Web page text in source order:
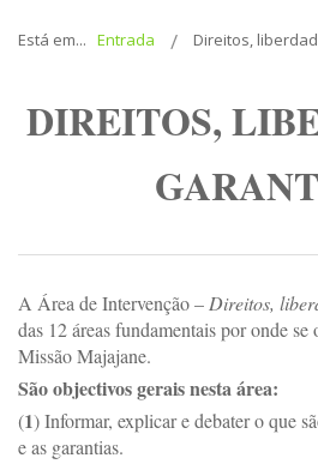
Está em... Entrada Direitos,
DIREITOS,
A Área de Intervenção – Direitos,
das 12 áreas fundamentais por onde
Missão Majajane.
São objectivos gerais nesta área:
(1) Informar, explicar e debater o que
e as garantias.